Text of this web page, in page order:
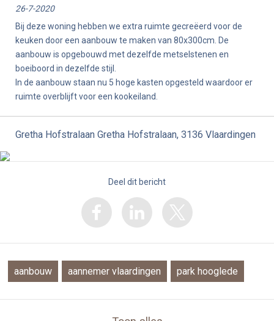
26-7-2020
Bij deze woning hebben we extra ruimte gecreëerd voor de
keuken door een aanbouw te maken van 80x300cm. De
aanbouw is opgebouwd met dezelfde metselstenen en
boeiboord in dezelfde stijl.
In de aanbouw staan nu 5 hoge kasten opgesteld waardoor er
ruimte overblijft voor een kookeiland.
Gretha Hofstralaan Gretha Hofstralaan, 3136 Vlaardingen
Deel dit bericht
aanbouw aannemer vlaardingen park hooglede